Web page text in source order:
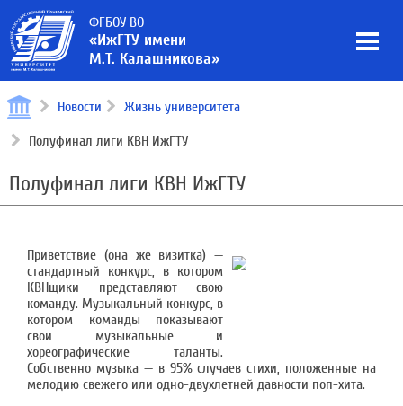
ФГБОУ ВО
«ИжГТУ имени
М.Т. Калашникова»
Новости Жизнь университета
Полуфинал лиги КВН ИжГТУ
Полуфинал лиги КВН ИжГТУ
Приветствие (она же визитка) —
стандартный конкурс, в котором
КВНщики представляют свою
команду. Музыкальный конкурс, в
котором команды показывают
свои музыкальные и
хореографические таланты.
Собственно музыка — в 95% случаев стихи, положенные на
мелодию свежего или одно-двухлетней давности поп-хита.